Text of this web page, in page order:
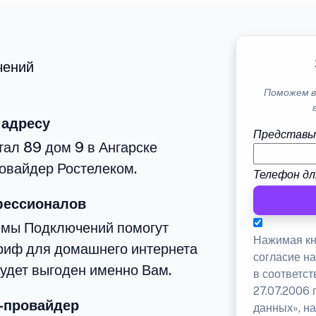
89 дом 9 в Ангарске
Ростелеком.
Подключений помогут
для домашнего интернета
выгоден именно Вам.
Поможем
Телефон
Нажимая
согласие
в
27.07.2006
данных»,